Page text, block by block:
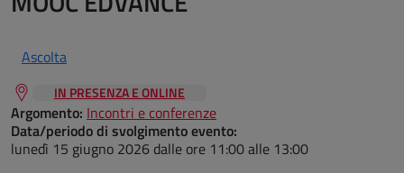
Ascolta
IN PRESENZA E ONLINE
Argomento: Incontri e conferenze
Data/periodo di svolgimento evento:
lunedì 15 giugno 2026 dalle ore 11:00 alle 13:00